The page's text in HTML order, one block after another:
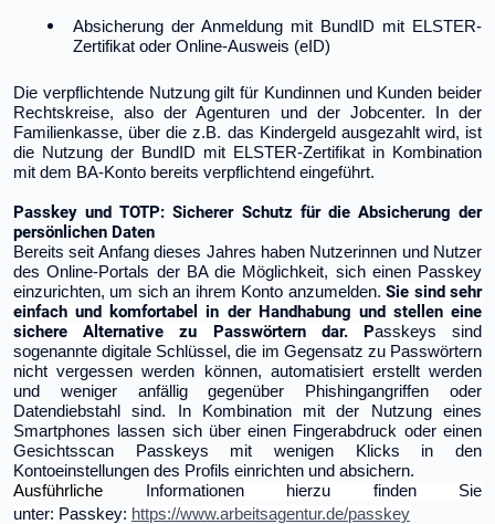
Absicherung der Anmeldung mit BundID mit ELSTER-
Zertifikat oder Online-Ausweis (eID)
Die verpflichtende Nutzung gilt für Kundinnen und Kunden beider
Rechtskreise, also der Agenturen und der Jobcenter. In der
Familienkasse, über die z.B. das Kindergeld ausgezahlt wird, ist
die Nutzung der BundID mit ELSTER-Zertifikat in Kombination
mit dem BA-Konto bereits verpflichtend eingeführt.
Passkey und TOTP: Sicherer Schutz für die Absicherung der
persönlichen Daten
Bereits seit Anfang dieses Jahres haben Nutzerinnen und Nutzer
des Online-Portals der BA die Möglichkeit, sich einen Passkey
einzurichten, um sich an ihrem Konto anzumelden.Sie sind sehr
einfach und komfortabel in der Handhabung und stellen eine
sichere Alternative zu Passwörtern dar. Passkeys sind
sogenannte digitale Schlüssel, die im Gegensatz zu Passwörtern
nicht vergessen werden können, automatisiert erstellt werden
und weniger anfällig gegenüber
Phishingangriffen oder
Datendiebstahl sind. In Kombination mit der Nutzung eines
Smartphones lassen sich über einen Fingerabdruck oder einen
Gesichtsscan Passkeys mit wenigen Klicks in den
Kontoeinstellungen des Profils einrichten und absichern.
Ausführliche
Informationen hierzu finden Sie
unter: Passkey: https://www.arbeitsagentur.de/passkey